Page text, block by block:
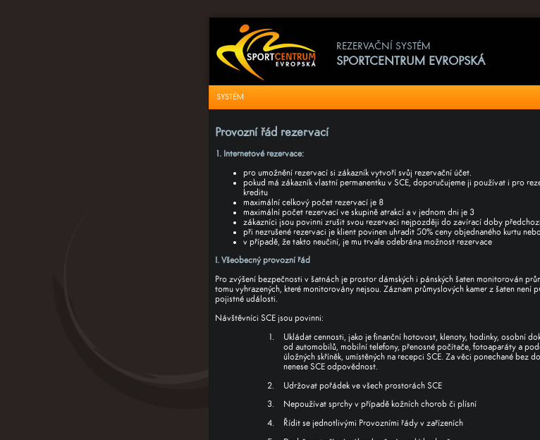
REZERVAČNÍ SYSTÉM
SPORTCENTRUM EVROPSKÁ
SYSTÉM
Provozní řád rezervací
1. Internetové rezervace:
pro umožnění rezervací si zákazník vytvoří svůj rezervační účet.
pokud má zákazník vlastní permanentku v SCE, doporučujeme ji používat i pro
kreditu
maximální celkový počet rezervací je 8
maximální počet rezervací ve skupině atrakcí a v jednom dni je 3
zákazníci jsou povinni zrušit svou rezervaci nejpozději do zavírací doby
při nezrušené rezervaci je klient povinen uhradit 50% ceny objednaného kurtu
v případě, že takto neučiní, je mu trvale odebrána možnost rezervace
I. Všeobecný provozní řád
Pro zvýšení bezpečnosti v šatnách je prostor dámských i pánských šaten monitorován
tomu vyhrazených, které monitorovány nejsou. Záznam průmyslových kamer z šaten
pojistné události.
Návštěvníci SCE jsou povinni:
Ukládat cennosti, jako je finanční hotovost, klenoty, hodinky, osobní
od automobilů, mobilní telefony, přenosné počítače, fotoaparáty a
úložných skříněk, umístěných na recepci SCE. Za věci ponechané bez
nenese SCE odpovědnost.
Udržovat pořádek ve všech prostorách SCE
Nepoužívat sprchy v případě kožních chorob či plísní
Řídit se jednotlivými Provozními řády v zařízeních